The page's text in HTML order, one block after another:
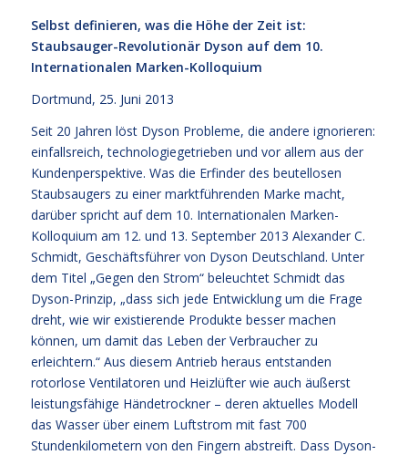
Selbst definieren, was die Höhe der Zeit ist:
Staubsauger-Revolutionär Dyson auf dem 10.
Internationalen Marken-Kolloquium
Dortmund, 25. Juni 2013
Seit 20 Jahren löst Dyson Probleme, die andere ignorieren:
einfallsreich, technologiegetrieben und vor allem aus der
Kundenperspektive. Was die Erfinder des beutellosen
Staubsaugers zu einer marktführenden Marke macht,
darüber spricht auf dem 10. Internationalen Marken-
Kolloquium am 12. und 13. September 2013 Alexander C.
Schmidt, Geschäftsführer von Dyson Deutschland. Unter
dem Titel „Gegen den Strom“ beleuchtet Schmidt das
Dyson-Prinzip, „dass sich jede Entwicklung um die Frage
dreht, wie wir existierende Produkte besser machen
können, um damit das Leben der Verbraucher zu
erleichtern.“ Aus diesem Antrieb heraus entstanden
rotorlose Ventilatoren und Heizlüfter wie auch äußerst
leistungsfähige Händetrockner – deren aktuelles Modell
das Wasser über einem Luftstrom mit fast 700
Stundenkilometern von den Fingern abstreift. Dass Dyson-